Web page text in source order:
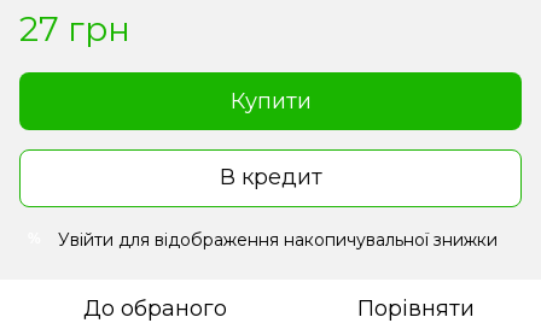
27 грн
Купити
В кредит
Увійти для відображення накопичувальної знижки
До обраного Порівняти